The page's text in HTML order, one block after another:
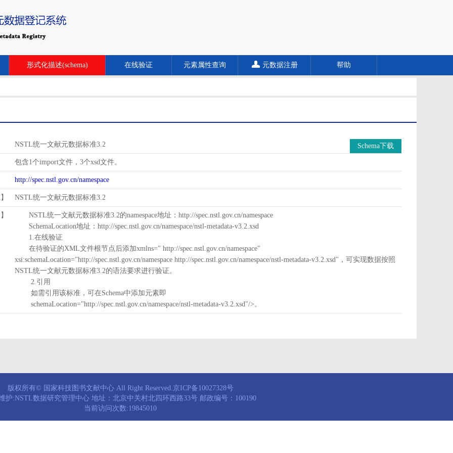
形式化描述(schema) 在线验证 元素属性查询 元数据注册 帮助
NSTL统一文献元数据标准3.2 Schema下载
包含1个import文件，3个xsd文件。
http://spec.nstl.gov.cn/namespace
NSTL统一文献元数据标准3.2
NSTL统一文献元数据标准3.2的namespace地址：http://spec.nstl.gov.cn/namespace
SchemaLocation地址：http://spec.nstl.gov.cn/namespace/nstl-metadata-v3.2.xsd
1.在线验证
在待验证的XML文件根节点后添加xmlns=" http://spec.nstl.gov.cn/namespace"
xsi:schemaLocation="http://spec.nstl.gov.cn/namespace http://spec.nstl.gov.cn/namespace/nstl-metadata-v3.2.xsd"，可实现数据按照
NSTL统一文献元数据标准3.2的语法要求进行验证。
2.引用
如需引用该标准，可在Schema中添加元素即
schemaLocation="http://spec.nstl.gov.cn/namespace/nstl-metadata-v3.2.xsd"/>。
版权所有© 国家科技图书文献中心 All Right Reserved.京ICP备10027328号
护:NSTL数据研究管理中心 地址：北京中关村北四环西路33号 邮政编号：100190
当前访问次数:19845010